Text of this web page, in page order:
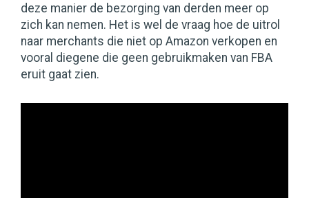
deze manier de bezorging van derden meer op
zich kan nemen. Het is wel de vraag hoe de uitrol
naar merchants die niet op Amazon verkopen en
vooral diegene die geen gebruikmaken van FBA
eruit gaat zien.